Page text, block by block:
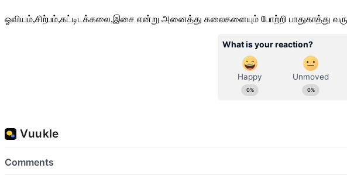
ஓவியம்,சிற்பம்,கட்டிடக்கலை,இசை என்று அனைத்து கலைகளையும் போற்றி பாதுகாத்து